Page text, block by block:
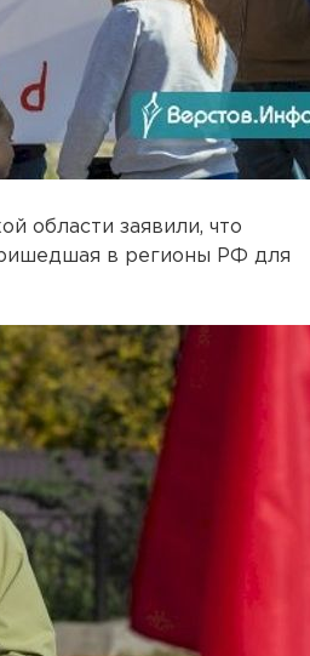
области заявили, что
в регионы РФ для